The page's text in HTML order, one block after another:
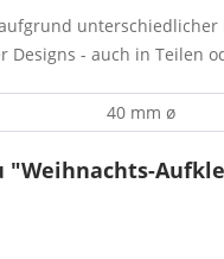
Designs - auch in Teilen
40 mm ø
"Weihnachts-